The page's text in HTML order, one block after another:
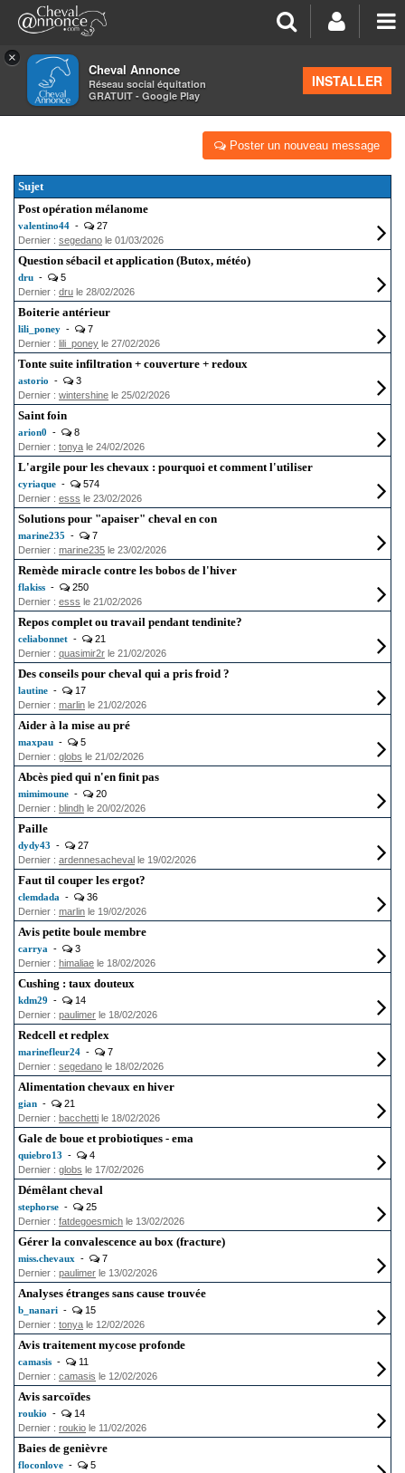
×
Cheval Annonce
Réseau social équitation
GRATUIT - Google Play
INSTALLER
LA SANTÉ - LES SOINS
Poster un nouveau message
Sujet
Post opération mélanome
valentino44 -
27
Dernier : segedano le 01/03/2026
Question sébacil et application (Butox, météo)
dru -
5
Dernier : dru le 28/02/2026
Boiterie antérieur
lili_poney -
7
Dernier : lili_poney le 27/02/2026
Tonte suite infiltration + couverture + redoux
astorio -
3
Dernier : wintershine le 25/02/2026
Saint foin
arion0 -
8
Dernier : tonya le 24/02/2026
L'argile pour les chevaux : pourquoi et comment l'utiliser
cyriaque -
574
Dernier : esss le 23/02/2026
Solutions pour "apaiser" cheval en con
marine235 -
7
Dernier : marine235 le 23/02/2026
Remède miracle contre les bobos de l'hiver
flakiss -
250
Dernier : esss le 21/02/2026
Repos complet ou travail pendant tendinite?
celiabonnet -
21
Dernier : quasimir2r le 21/02/2026
Des conseils pour cheval qui a pris froid ?
lautine -
17
Dernier : marlin le 21/02/2026
Aider à la mise au pré
maxpau -
5
Dernier : globs le 21/02/2026
Abcès pied qui n'en finit pas
mimimoune -
20
Dernier : blindh le 20/02/2026
Paille
dydy43 -
27
Dernier : ardennesacheval le 19/02/2026
Faut til couper les ergot?
clemdada -
36
Dernier : marlin le 19/02/2026
Avis petite boule membre
carrya -
3
Dernier : himaliae le 18/02/2026
Cushing : taux douteux
kdm29 -
14
Dernier : paulimer le 18/02/2026
Redcell et redplex
marinefleur24 -
7
Dernier : segedano le 18/02/2026
Alimentation chevaux en hiver
gian -
21
Dernier : bacchetti le 18/02/2026
Gale de boue et probiotiques - ema
quiebro13 -
4
Dernier : globs le 17/02/2026
Démêlant cheval
stephorse -
25
Dernier : fatdegoesmich le 13/02/2026
Gérer la convalescence au box (fracture)
miss.chevaux -
7
Dernier : paulimer le 13/02/2026
Analyses étranges sans cause trouvée
b_nanari -
15
Dernier : tonya le 12/02/2026
Avis traitement mycose profonde
camasis -
11
Dernier : camasis le 12/02/2026
Avis sarcoïdes
roukio -
14
Dernier : roukio le 11/02/2026
Baies de genièvre
floconlove -
5